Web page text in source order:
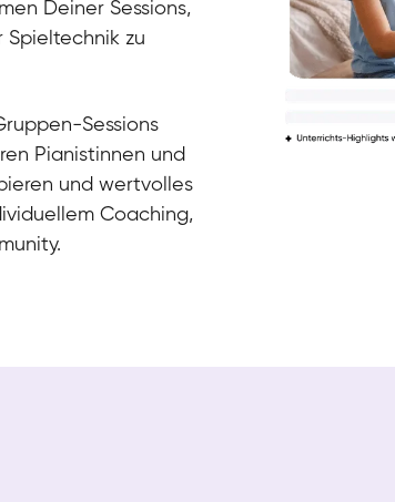
Deiner Sessions,
Spieltechnik zu
Sessions
Pianistinnen und
und wertvolles
Coaching,